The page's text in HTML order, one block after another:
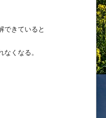
できていると
なくなる。